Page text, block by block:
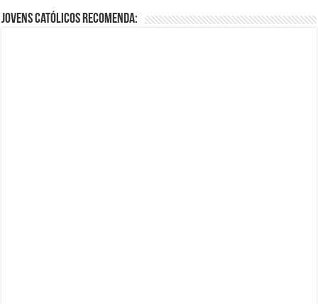
Jovens Católicos Recomenda: